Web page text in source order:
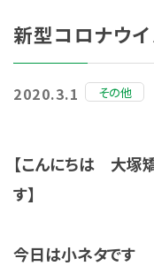
新型コロナウ
2020.3.1 その他
【こんにちは 大塚
す】
今日は小ネタです